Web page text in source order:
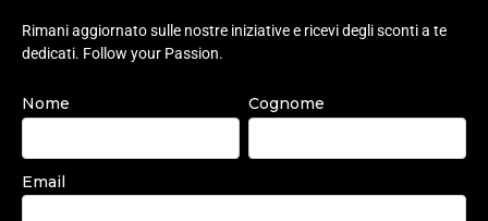
Rimani aggiornato sulle nostre iniziative e ricevi degli sconti a te
dedicati. Follow your Passion.
Nome Cognome
Email